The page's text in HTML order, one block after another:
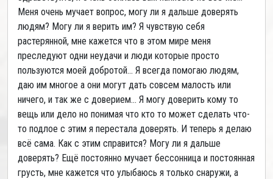
Меня очень мучает вопрос, могу ли я дальше доверять
людям? Могу ли я верить им? Я чувствую себя
растерянной, мне кажется что в этом мире меня
преследуют одни неудачи и люди которые просто
пользуются моей добротой... Я всегда помогаю людям,
даю им многое а они могут дать совсем малость или
ничего, и так же с доверием... Я могу доверить кому то
вещь или дело но понимая что кто то может сделать что-
то подлое с этим я перестала доверять. И теперь я делаю
всё сама. Как с этим справится? Могу ли я дальше
доверять? Ещё постоянно мучает бессонница и постоянная
грусть, мне кажется что улыбаюсь я только снаружи, а